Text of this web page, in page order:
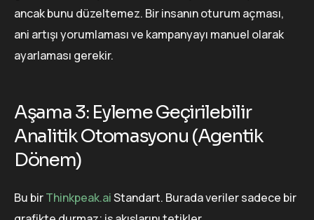
ancak bunu düzeltemez. Bir insanın oturum açması,
ani artışı yorumlaması ve kampanyayı manuel olarak
ayarlaması gerekir.
Aşama 3: Eyleme Geçirilebilir
Analitik Otomasyonu (Agentik
Dönem)
Bu birThinkpeak.aiStandart. Burada veriler sadece bir